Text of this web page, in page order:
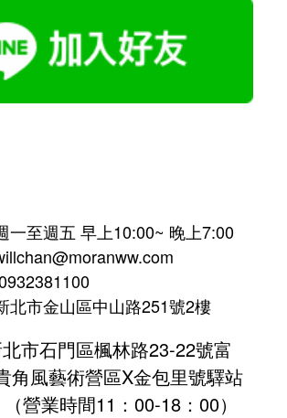
一至週五 早上10:00~ 晚上7:00
北市金山區中山路251號2樓
市石門區楓林路23-22號富
術營區X金包里號驛站
間11：00-18：00）